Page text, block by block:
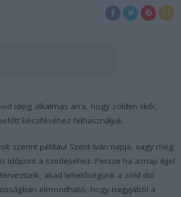
ideig alkalmas arra, hogy zölden likőr,
készítéséhez felhasználjuk.
szerint például Szent Iván napja, vagy még
időpont a szedéséhez. Persze ha aznap éjjel
akad lehetőségünk a zöld dió
elmondható, hogy nagyjából a